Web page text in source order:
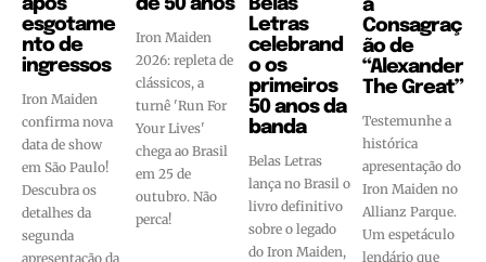
após
esgotame
nto de
ingressos
Iron Maiden
confirma nova
data de show
em São Paulo!
Descubra os
detalhes da
segunda
apresentação da
de 50 anos
Iron Maiden
2026: repleta de
clássicos, a
turnê 'Run For
Your Lives'
chega ao Brasil
em 25 de
outubro. Não
perca!
Belas
Letras
celebrand
o os
primeiros
50 anos da
banda
Belas Letras
lança no Brasil o
livro definitivo
sobre o legado
do Iron Maiden,
a
Consagraç
ão de
“Alexander
The Great”
Testemunhe a
histórica
apresentação do
Iron Maiden no
Allianz Parque.
Um espetáculo
lendário que